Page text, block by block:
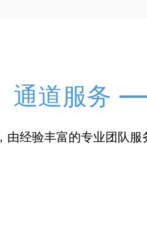
通道服务
，由经验丰富的专业团队